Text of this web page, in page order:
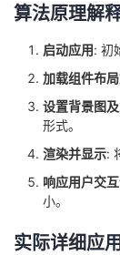
的
课
程
我
的
认
我
的
验
我
收
藏
技
术
的
云
议
算法原理解
启动应用: 初
加载组件布
设置背景图
形式。
渲染并显示:
响应用户交
小。
实际详细应